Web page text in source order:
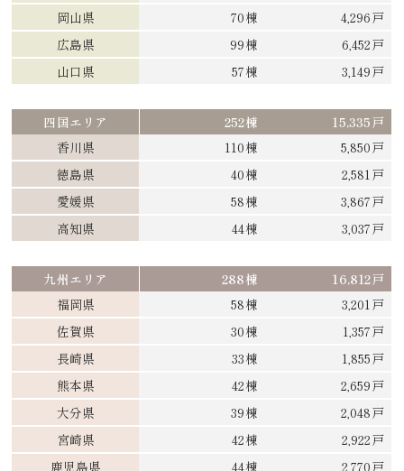
岡山県 70棟
4,296戸
広島県
99棟
6,452戸
山口県
57棟 3,149戸
四国エリア 252棟
15,335戸
香川県
110棟
5,850戸
徳島県
40棟
2,581戸
愛媛県
58棟
3,867戸
高知県
44棟 3,037戸
九州エリア 288棟
16,812戸
福岡県
58棟
3,201戸
佐賀県
30棟
1,357戸
長崎県
33棟
1,855戸
熊本県
42棟
2,659戸
大分県
39棟
2,048戸
宮崎県
42棟
2,922戸
鹿児島県
44棟 2,770戸